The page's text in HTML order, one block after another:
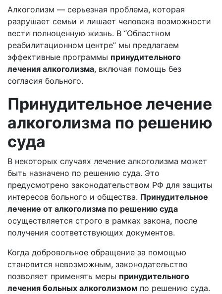
Алкоголизм — серьезная проблема, которая
разрушает семьи и лишает человека возможности
вести полноценную жизнь. В “Областном
реабилитационном центре” мы предлагаем
эффективные программы принудительного
лечения алкоголизма, включая помощь без
согласия больного.
Принудительное лечение
алкоголизма по решению
суда
В некоторых случаях лечение алкоголизма может
быть назначено по решению суда. Это
предусмотрено законодательством РФ для защиты
интересов больного и общества. Принудительное
лечение от алкоголизма по решению суда
осуществляется строго в рамках закона, после
получения соответствующих документов.
Когда добровольное обращение за помощью
становится невозможным, законодательство
позволяет применять меры принудительного
лечения больных алкоголизмом по решению суда.